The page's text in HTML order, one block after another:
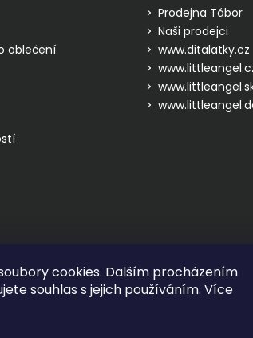
cookies. Dalším procházením
souhlas s jejich používáním. Více
oblečení
Prodejna Tábor
Naši prodejci
www.ditalatky.cz